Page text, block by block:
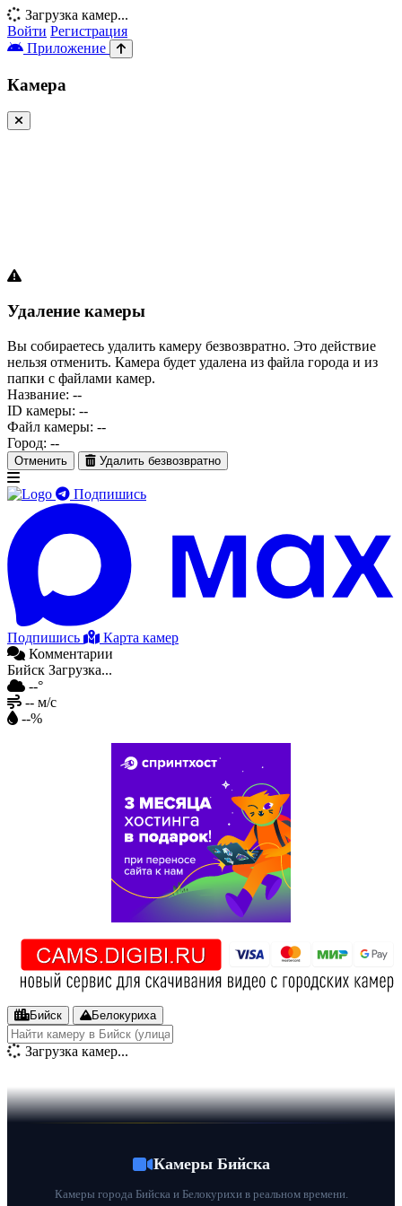
Загрузка камер...
Войти Регистрация
Приложение
Камера
Удаление камеры
Вы собираетесь удалить камеру безвозвратно. Это действие
нельзя отменить. Камера будет удалена из файла города и из
папки с файлами камер.
Название: --
ID камеры: --
Файл камеры: --
Город: --
Отменить Удалить безвозвратно
Подпишись
Подпишись
Карта камер
Комментарии
Бийск Загрузка...
--°
-- м/с
--%
Бийск Белокуриха
Загрузка камер...
Камеры Бийска
Камеры города Бийска и Белокурихи в реальном времени.